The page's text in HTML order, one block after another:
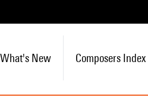
What's New Composers Index